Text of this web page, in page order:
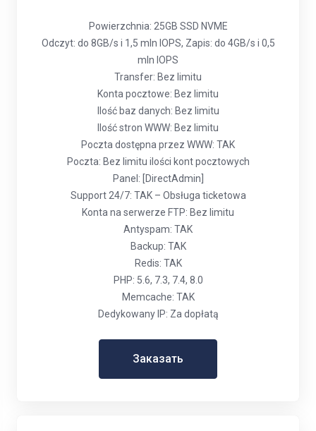
Powierzchnia: 25GB SSD NVME
Odczyt: do 8GB/s i 1,5 mln IOPS, Zapis: do 4GB/s i 0,5
mln IOPS
Transfer: Bez limitu
Konta pocztowe: Bez limitu
Ilość baz danych: Bez limitu
Ilość stron WWW: Bez limitu
Poczta dostępna przez WWW: TAK
Poczta: Bez limitu ilości kont pocztowych
Panel: [DirectAdmin]
Support 24/7: TAK – Obsługa ticketowa
Konta na serwerze FTP: Bez limitu
Antyspam: TAK
Backup: TAK
Redis: TAK
PHP: 5.6, 7.3, 7.4, 8.0
Memcache: TAK
Dedykowany IP: Za dopłatą
Заказать